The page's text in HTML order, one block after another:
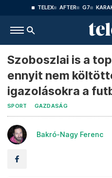
TELEX AFTER G7
Szoboszlai is a
ennyit nem
igazolásokra a
SPORT GAZDASÁG
Bakró-Nagy Ferenc